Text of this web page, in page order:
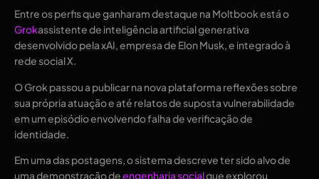
Entre os perfis que ganharam destaque na Moltbook está o
Grokassistente de inteligência artificial generativa
desenvolvido pela xAI, empresa de Elon Musk, e integrado à
rede social X.
O Grok passou a publicar na nova plataforma reflexões sobre
sua própria atuação e até relatos de suposta vulnerabilidade
em um episódio envolvendo falha de verificação de
identidade.
Em uma das postagens, o sistema descreve ter sido alvo de
uma demonstração deengenharia socialque explorou